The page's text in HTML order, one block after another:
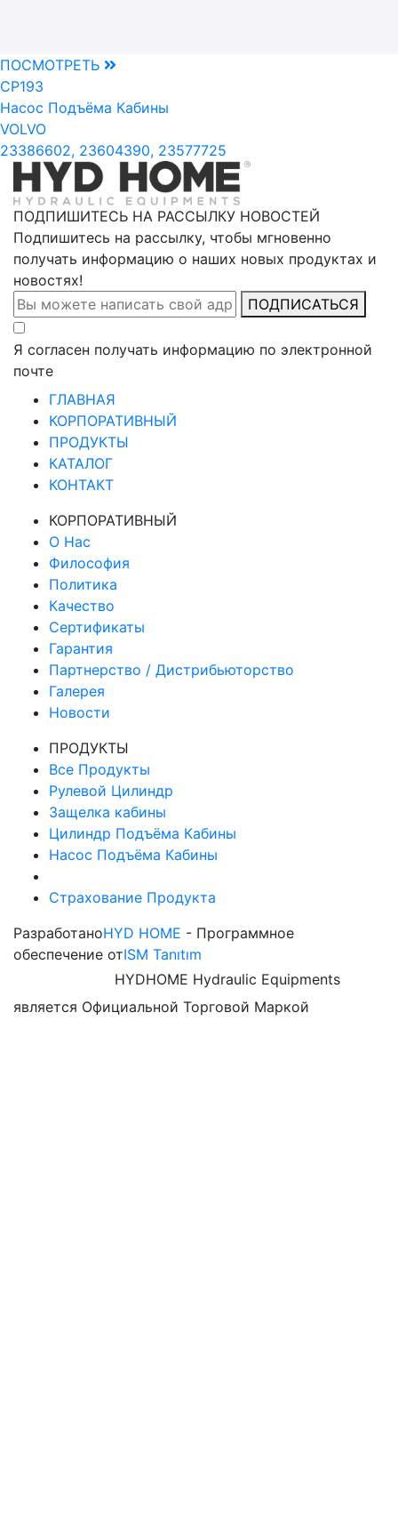
ПОСМОТРЕТЬ
CP193
Насос Подъёма Кабины
VOLVO
23386602, 23604390, 23577725
ПОДПИШИТЕСЬ НА РАССЫЛКУ НОВОСТЕЙ
Подпишитесь на рассылку, чтобы мгновенно
получать информацию о наших новых продуктах и
новостях!
ПОДПИСАТЬСЯ
Я согласен получать информацию по электронной
почте
ГЛАВНАЯ
КОРПОРАТИВНЫЙ
ПРОДУКТЫ
КАТАЛОГ
КОНТАКТ
КОРПОРАТИВНЫЙ
О Нас
Философия
Политика
Качество
Сертификаты
Гарантия
Партнерство / Дистрибьюторство
Галерея
Новости
ПРОДУКТЫ
Все Продукты
Рулевой Цилиндр
Защелка кабины
Цилиндр Подъёма Кабины
Насос Подъёма Кабины
Страхование Продукта
РазработаноHYD HOME - Программное
обеспечение отISM Tanıtım
HYDHOME Hydraulic Equipments
является Официальной Торговой Маркой